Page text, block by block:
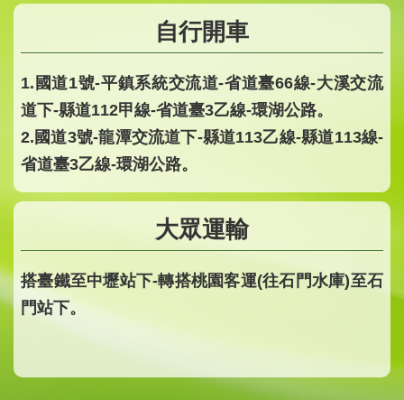
自行開車
1.國道1號-平鎮系統交流道-省道臺66線-大溪交流
道下-縣道112甲線-省道臺3乙線-環湖公路。
2.國道3號-龍潭交流道下-縣道113乙線-縣道113線-
省道臺3乙線-環湖公路。
大眾運輸
搭臺鐵至中壢站下-轉搭桃園客運(往石門水庫)至石
門站下。